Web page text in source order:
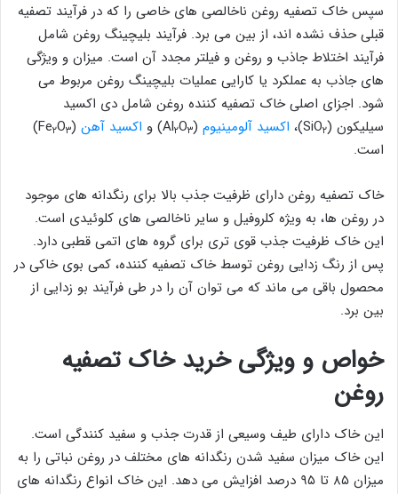
سپس خاک تصفیه روغن ناخالصی‌ های خاصی را که در فرآیند تصفیه
قبلی حذف نشده اند، از بین می ‌برد. فرآیند بلیچینگ روغن شامل
فرآیند اختلاط جاذب و روغن و فیلتر مجدد آن است. میزان و ویژگی
های جاذب به عملکرد یا کارایی عملیات بلیچینگ روغن مربوط می
شود. اجزای اصلی خاک تصفیه کننده روغن شامل دی اکسید
سیلیکون (SiO۲ )، اکسید آلومینیوم (Al ۲O۳ ) و اکسید آهن (Fe ۲O۳
)
است.
خاک تصفیه روغن دارای ظرفیت جذب بالا برای رنگدانه های موجود
در روغن ها، به ویژه کلروفیل و سایر ناخالصی های کلوئیدی است.
این خاک ظرفیت جذب قوی تری برای گروه های اتمی قطبی دارد.
پس از رنگ ‌زدایی روغن توسط خاک تصفیه کننده، کمی بوی خاکی در
محصول باقی می ‌ماند که می ‌توان آن را در طی فرآیند بو زدایی از
بین برد.
خواص و ویژگی خرید خاک تصفیه
روغن
این خاک دارای طیف وسیعی از قدرت جذب و سفید کنندگی است.
این خاک میزان سفید شدن رنگدانه های مختلف در روغن نباتی را به
میزان ۸۵ تا ۹۵ درصد افزایش می دهد. این خاک انواع رنگدانه های